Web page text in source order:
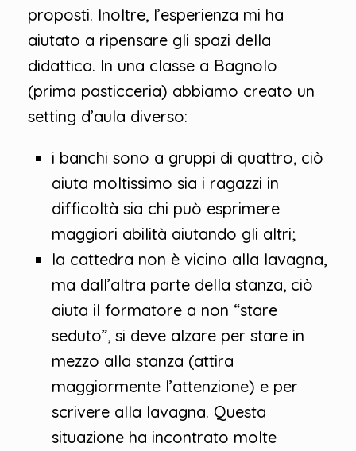
proposti. Inoltre, l’esperienza mi ha
aiutato a ripensare gli spazi della
didattica. In una classe a Bagnolo
(prima pasticceria) abbiamo creato un
setting d’aula diverso:
i banchi sono a gruppi di quattro, ciò
aiuta moltissimo sia i ragazzi in
difficoltà sia chi può esprimere
maggiori abilità aiutando gli altri;
la cattedra non è vicino alla lavagna,
ma dall’altra parte della stanza, ciò
aiuta il formatore a non “stare
seduto”, si deve alzare per stare in
mezzo alla stanza (attira
maggiormente l’attenzione) e per
scrivere alla lavagna. Questa
situazione ha incontrato molte